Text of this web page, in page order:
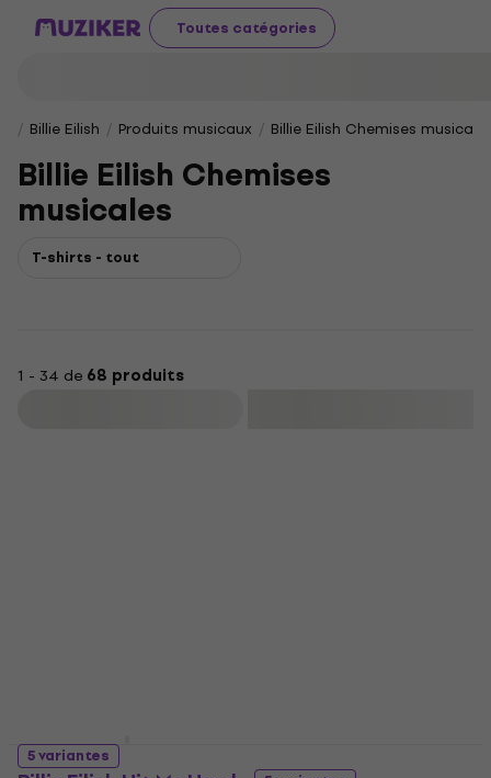
Toutes catégories
Billie Eilish Produits musicaux Billie Eilish Chemises
Billie Eilish Chemises
musicales
T-shirts - tout
1 - 34 de 68 produits
5 variantes